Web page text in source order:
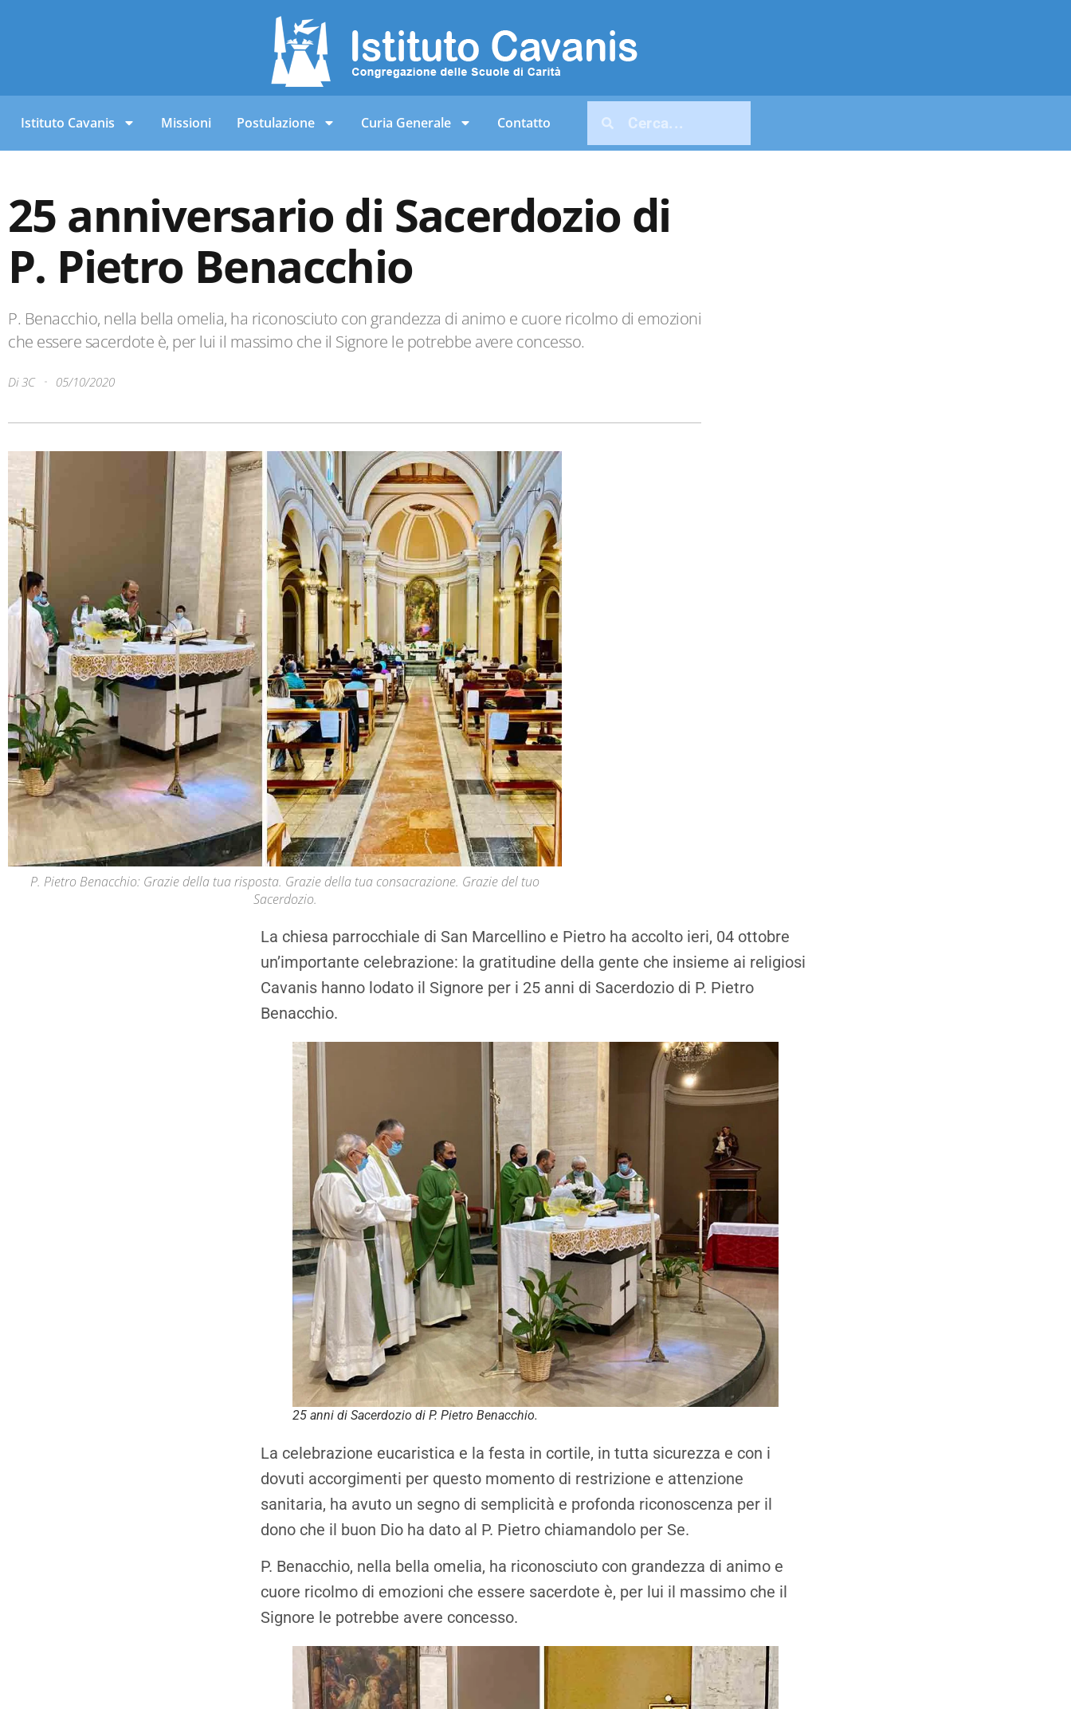
Istituto Cavanis Missioni Postulazione Curia Generale Contatto
25 anniversario di Sacerdozio di
P. Pietro Benacchio
P. Benacchio, nella bella omelia, ha riconosciuto con grandezza di animo e cuore ricolmo di emozioni
che essere sacerdote è, per lui il massimo che il Signore le potrebbe avere concesso.
Di3C 05/10/2020
P. Pietro Benacchio: Grazie della tua risposta. Grazie della tua consacrazione. Grazie del tuo
Sacerdozio.
La chiesa parrocchiale di San Marcellino e Pietro ha accolto ieri, 04 ottobre
un’importante celebrazione: la gratitudine della gente che insieme ai religiosi
Cavanis hanno lodato il Signore per i 25 anni di Sacerdozio di P. Pietro
Benacchio.
25 anni di Sacerdozio di P. Pietro Benacchio.
La celebrazione eucaristica e la festa in cortile, in tutta sicurezza e con i
dovuti accorgimenti per questo momento di restrizione e attenzione
sanitaria, ha avuto un segno di semplicità e profonda riconoscenza per il
dono che il buon Dio ha dato al P. Pietro chiamandolo per Se.
P. Benacchio, nella bella omelia, ha riconosciuto con grandezza di animo e
cuore ricolmo di emozioni che essere sacerdote è, per lui il massimo che il
Signore le potrebbe avere concesso.